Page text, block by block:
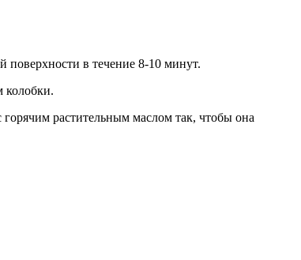
поверхности в течение 8-10 минут.
колобки.
растительным маслом так, чтобы она